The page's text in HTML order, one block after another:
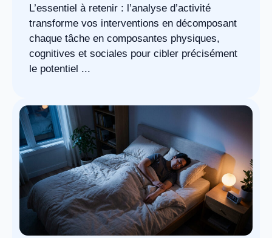
L’essentiel à retenir : l’analyse d’activité
transforme vos interventions en décomposant
chaque tâche en composantes physiques,
cognitives et sociales pour cibler précisément
le potentiel ...